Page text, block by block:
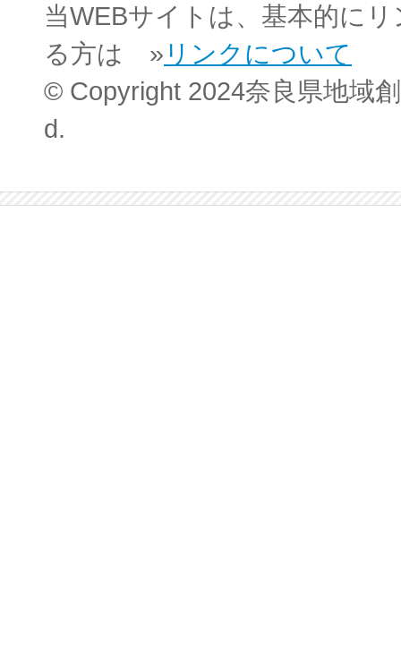
当WEBサイトは、基本的に
る方は » リンクについて
© Copyright 2024奈良県地域
d.